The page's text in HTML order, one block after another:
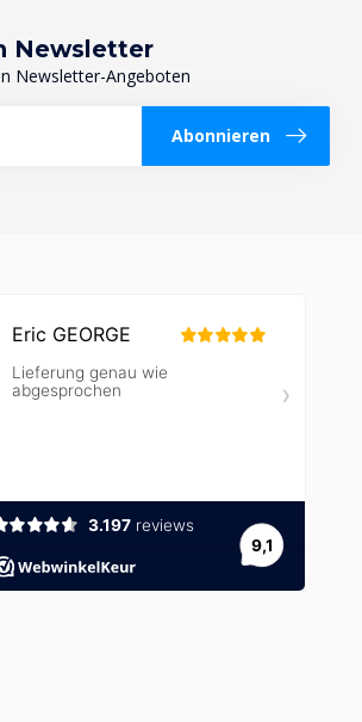
Newsletter
Newsletter-Angeboten
Abonnieren